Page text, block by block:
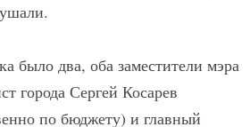
было два, оба заместители мэра
города Сергей Косарев
по бюджету) и главный